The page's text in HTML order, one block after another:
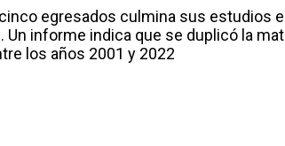
egresados culmina sus estudios
Un informe indica que se duplicó la
los años 2001 y 2022